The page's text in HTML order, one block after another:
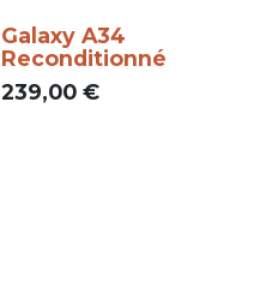
Galaxy A34
Reconditionné
239,00€